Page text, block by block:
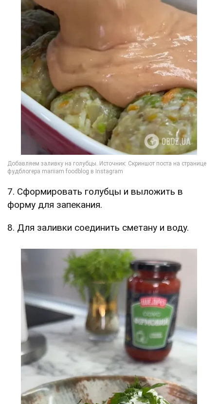
7. Сформировать голубцы и выложить в
форму для запекания.
8. Для заливки соединить сметану и воду.